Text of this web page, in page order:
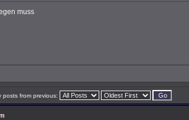
muss
posts from previous: